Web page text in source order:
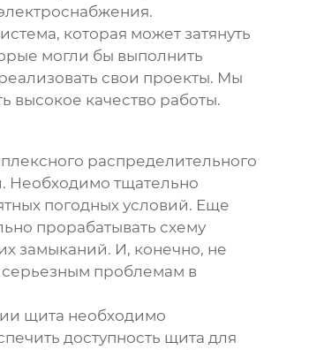
которая может затянуть
могли бы выполнить
свои проекты. Мы
высокое качество работы.
распределительного
Необходимо тщательно
погодных условий. Еще
прорабатывать схему
замыканий. И, конечно, не
серьезным проблемам в
щита необходимо
доступность щита для